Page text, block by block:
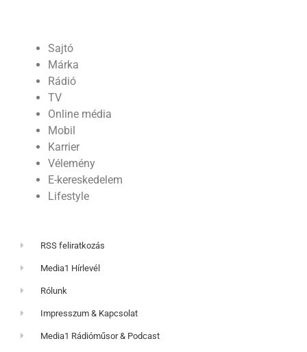
Sajtó
Márka
Rádió
TV
Online média
Mobil
Karrier
Vélemény
E-kereskedelem
Lifestyle
RSS feliratkozás
Media1 Hírlevél
Rólunk
Impresszum & Kapcsolat
Media1 Rádióműsor & Podcast